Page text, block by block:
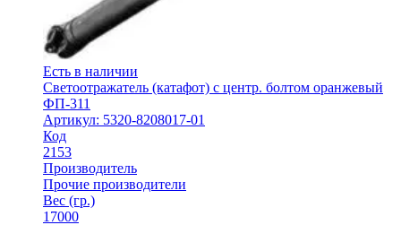
Есть в наличии
Светоотражатель (катафот) с центр. болтом оранжевый
ФП-311
Артикул: 5320-8208017-01
Код
2153
Производитель
Прочие производители
Вес (гр.)
17000